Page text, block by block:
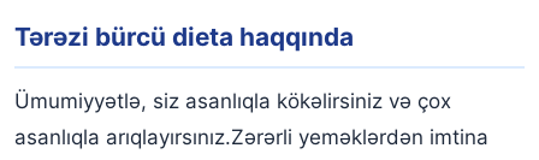
Tərəzi bürcü dieta haqqında
Ümumiyyətlə, siz asanlıqla kökəlirsiniz və çox
asanlıqla arıqlayırsınız.Zərərli yeməklərdən imtina